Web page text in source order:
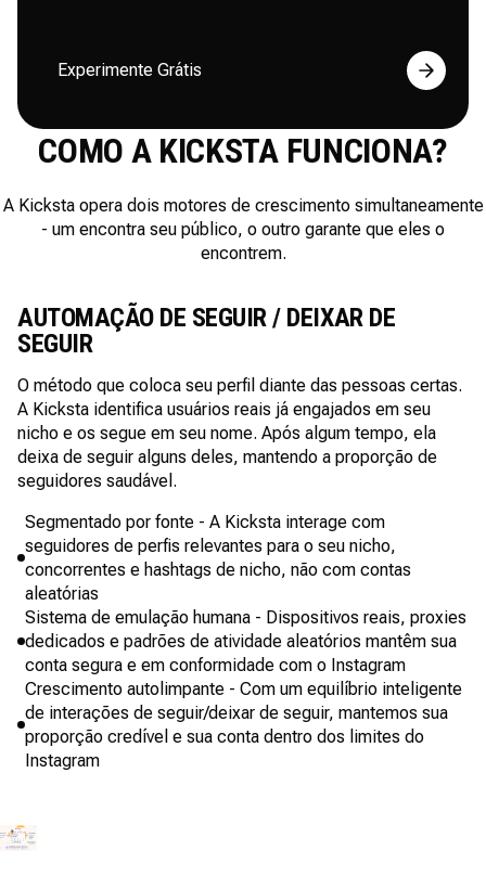
Experimente Grátis
COMO A KICKSTA FUNCIONA?
A Kicksta opera dois motores de crescimento simultaneamente
- um encontra seu público, o outro garante que eles o
encontrem.
AUTOMAÇÃO DE SEGUIR / DEIXAR DE
SEGUIR
O método que coloca seu perfil diante das pessoas certas.
A Kicksta identifica usuários reais já engajados em seu
nicho e os segue em seu nome. Após algum tempo, ela
deixa de seguir alguns deles, mantendo a proporção de
seguidores saudável.
Segmentado por fonte - A Kicksta interage com
seguidores de perfis relevantes para o seu nicho,
concorrentes e hashtags de nicho, não com contas
aleatórias
Sistema de emulação humana - Dispositivos reais, proxies
dedicados e padrões de atividade aleatórios mantêm sua
conta segura e em conformidade com o Instagram
Crescimento autolimpante - Com um equilíbrio inteligente
de interações de seguir/deixar de seguir, mantemos sua
proporção credível e sua conta dentro dos limites do
Instagram